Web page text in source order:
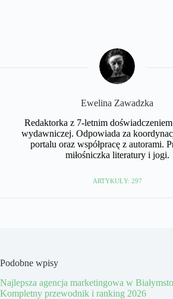
Ewelina Zawadzka
Redaktorka z 7-letnim
wydawniczej. Odpowiada za
portalu oraz współpracę z autorami.
miłośniczka literatury i jogi.
ARTYKUŁY: 297
Podobne wpisy
Najlepsza agencja marketingowa w
Kompletny przewodnik i ranking 2026